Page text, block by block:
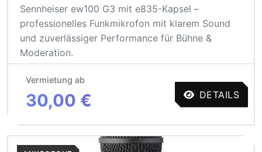
Sennheiser ew100 G3 mit e835-Kapsel –
professionelles Funkmikrofon mit klarem Sound
und zuverlässiger Performance für Bühne &
Moderation.
Vermietung ab
30,00 € DETAILS